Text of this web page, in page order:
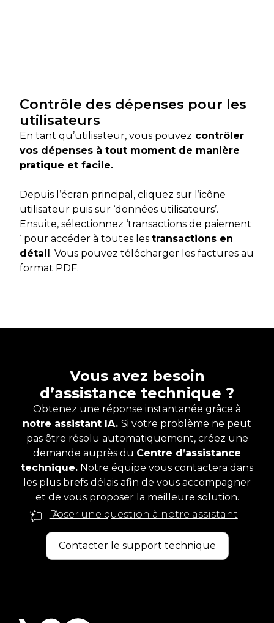
Contrôle des dépenses pour les
utilisateurs
En tant qu’utilisateur, vous pouvez contrôler
vos dépenses à tout moment de manière
pratique et facile.
Depuis l’écran principal, cliquez sur l’icône
utilisateur puis sur ‘données utilisateurs’.
Ensuite, sélectionnez ‘transactions de paiement
‘ pour accéder à toutes les transactions en
détail . Vous pouvez télécharger les factures au
format PDF.
Vous avez besoin
d’assistance technique ?
Obtenez une réponse instantanée grâce à
notre assistant IA. Si votre problème ne peut
pas être résolu automatiquement, créez une
demande auprès du Centre d’assistance
technique. Notre équipe vous contactera dans
les plus brefs délais afin de vous accompagner
et de vous proposer la meilleure solution.
Poser une question à notre assistant IA
Contacter le support technique